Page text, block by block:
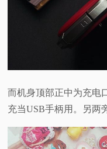
而机身顶部正中为充电
充当USB手柄用。另两